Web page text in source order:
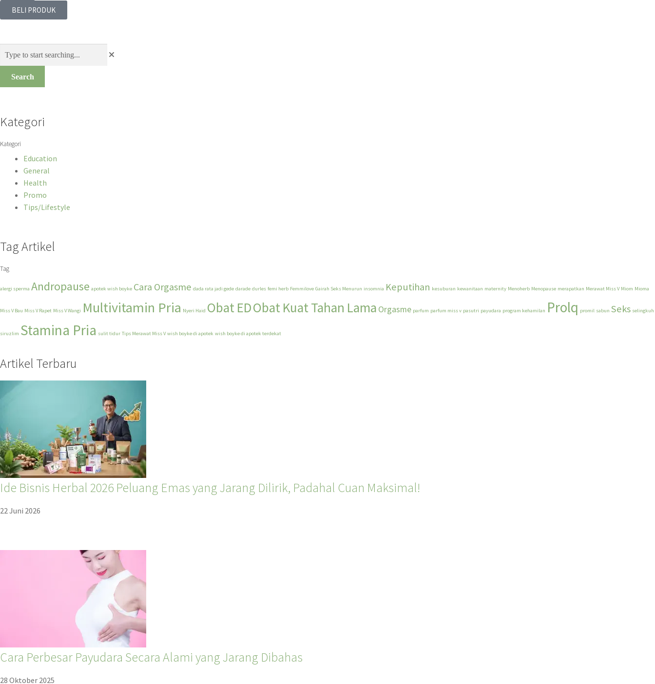
BELI PRODUK
Search
Kategori
Kategori
Education
General
Health
Promo
Tips/Lifestyle
Tag Artikel
Tag
alergi sperma Andropause apotek wish boyke Cara Orgasme dada rata jadi gede darade durles femi herb Femmilove Gairah Seks Menurun insomnia Keputihan kesuburan kewanitaan maternity Menoherb Menopause merapatkan Merawat Miss V Miom Mioma
Miss V Bau Miss V Rapet Miss V Wangi Multivitamin Pria Nyeri Haid Obat EDObat Kuat Tahan Lama Orgasme parfum parfum miss v pasutri payudara program kehamilan Prolq promil sabun Seks selingkuh
siruzlim Stamina Pria sulit tidur Tips Merawat Miss V wish boyke di apotek wish boyke di apotek terdekat
Artikel Terbaru
Ide Bisnis Herbal 2026 Peluang Emas yang Jarang Dilirik, Padahal Cuan Maksimal!
22 Juni 2026
Cara Perbesar Payudara Secara Alami yang Jarang Dibahas
28 Oktober 2025